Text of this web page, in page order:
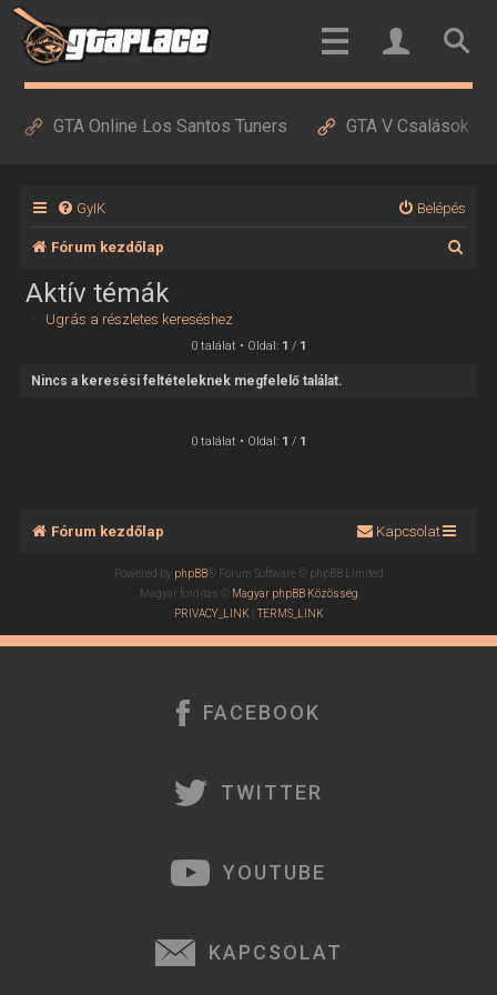
GTA Online Los Santos Tuners GTA V Csalások
GyIK Belépés
Fórum kezdőlap
Aktív témák
Ugrás a részletes kereséshez
0 találat • Oldal: 1 / 1
Nincs a keresési feltételeknek megfelelő találat.
0 találat • Oldal: 1 / 1
Fórum kezdőlap Kapcsolat
Powered by phpBB® Forum Software © phpBB Limited
Magyar fordítás ©
Magyar phpBB Közösség
PRIVACY_LINK| TERMS_LINK
FACEBOOK
TWITTER
YOUTUBE
KAPCSOLAT